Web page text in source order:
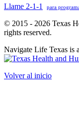
Llame 2-1-1
para
© 2015 - 2026 Texas
rights reserved.
Navigate Life Texas is
Volver al inicio